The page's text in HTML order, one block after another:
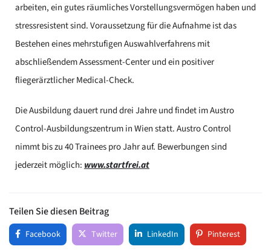
arbeiten, ein gutes räumliches Vorstellungsvermögen haben und
stressresistent sind. Voraussetzung für die Aufnahme ist das
Bestehen eines mehrstufigen Auswahlverfahrens mit
abschließendem Assessment-Center und ein positiver
fliegerärztlicher Medical-Check.
Die Ausbildung dauert rund drei Jahre und findet im Austro
Control-Ausbildungszentrum in Wien statt. Austro Control
nimmt bis zu 40 Trainees pro Jahr auf. Bewerbungen sind
jederzeit möglich: www.startfrei.at
Teilen Sie diesen Beitrag
Facebook Twitter LinkedIn Pinterest